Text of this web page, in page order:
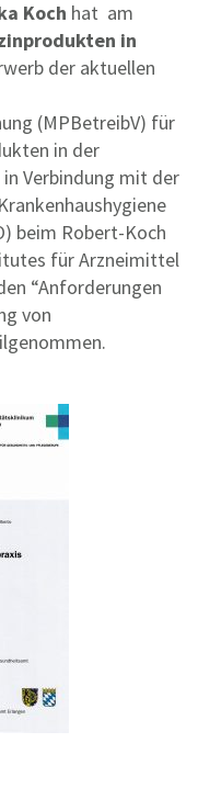
Koch hat am
in
der aktuellen
(MPBetreibV) für
in der
Verbindung mit der
beim Robert-Koch
für Arzneimittel
“Anforderungen
von